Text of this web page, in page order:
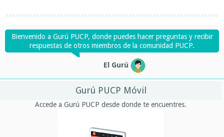
Bienvenido a Gurú PUCP, donde puedes hacer preguntas y recibir
respuestas de otros miembros de la comunidad PUCP.
El Gurú
Gurú PUCP Móvil
Accede a Gurú PUCP desde donde te encuentres.